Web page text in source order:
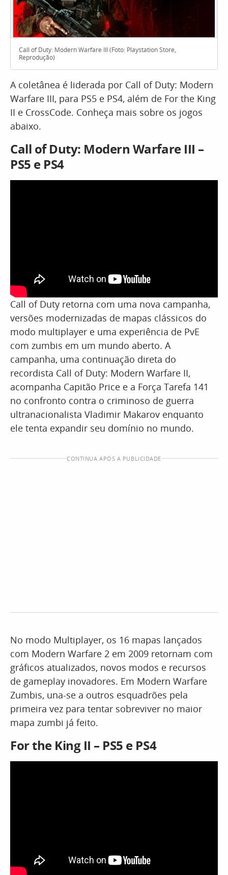
Call of Duty: Modern Warfare III (Foto: Playstation Store,
Reprodução)
A coletânea é liderada por Call of Duty: Modern
Warfare III, para PS5 e PS4, além de For the King
II e CrossCode. Conheça mais sobre os jogos
abaixo.
Call of Duty: Modern Warfare III –
PS5 e PS4
Call of Duty retorna com uma nova campanha,
versões modernizadas de mapas clássicos do
modo multiplayer e uma experiência de PvE
com zumbis em um mundo aberto. A
campanha, uma continuação direta do
recordista Call of Duty: Modern Warfare II,
acompanha Capitão Price e a Força Tarefa 141
no confronto contra o criminoso de guerra
ultranacionalista Vladimir Makarov enquanto
ele tenta expandir seu domínio no mundo.
CONTINUA APÓS A PUBLICIDADE
No modo Multiplayer, os 16 mapas lançados
com Modern Warfare 2 em 2009 retornam com
gráficos atualizados, novos modos e recursos
de gameplay inovadores. Em Modern Warfare
Zumbis, una-se a outros esquadrões pela
primeira vez para tentar sobreviver no maior
mapa zumbi já feito.
For the King II – PS5 e PS4